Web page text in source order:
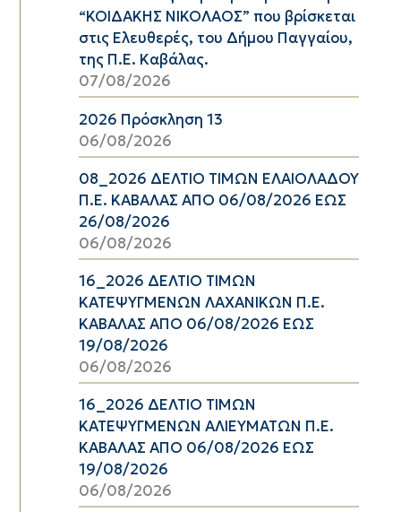
“ΚΟΙΔΑΚΗΣ ΝΙΚΟΛΑΟΣ” που βρίσκεται
στις Ελευθερές, του Δήμου Παγγαίου,
της Π.Ε. Καβάλας.
07/08/2026
2026 Πρόσκληση 13
06/08/2026
08_2026 ΔΕΛΤΙΟ ΤΙΜΩΝ ΕΛΑΙΟΛΑΔΟΥ
Π.Ε. ΚΑΒΑΛΑΣ ΑΠΟ 06/08/2026 ΕΩΣ
26/08/2026
06/08/2026
16_2026 ΔΕΛΤΙΟ ΤΙΜΩΝ
ΚΑΤΕΨΥΓΜΕΝΩΝ ΛΑΧΑΝΙΚΩΝ Π.Ε.
ΚΑΒΑΛΑΣ ΑΠΟ 06/08/2026 ΕΩΣ
19/08/2026
06/08/2026
16_2026 ΔΕΛΤΙΟ ΤΙΜΩΝ
ΚΑΤΕΨΥΓΜΕΝΩΝ ΑΛΙΕΥΜΑΤΩΝ Π.Ε.
ΚΑΒΑΛΑΣ ΑΠΟ 06/08/2026 ΕΩΣ
19/08/2026
06/08/2026